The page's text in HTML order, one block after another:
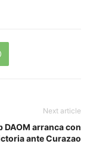
Next article
DAOM arranca con
ante Curazao